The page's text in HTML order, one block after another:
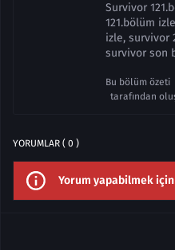
Survivor
121.bölüm
izle, survivor
survivor son
Bu bölüm özeti
tarafından
YORUMLAR ( 0 )
Yorum yapabilmek